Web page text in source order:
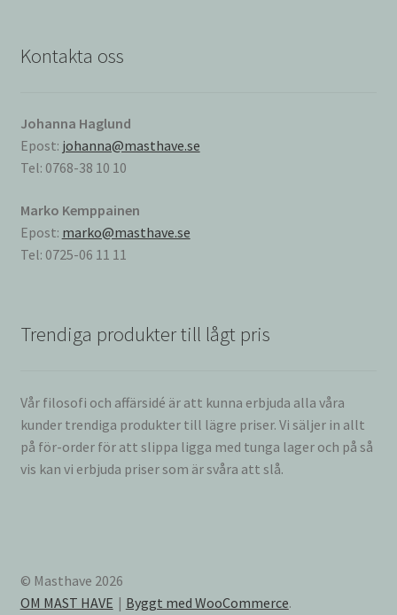
Kontakta oss
Johanna Haglund
Epost: johanna@masthave.se
Tel: 0768-38 10 10
Marko Kemppainen
Epost: marko@masthave.se
Tel: 0725-06 11 11
Trendiga produkter till lågt pris
Vår filosofi och affärsidé är att kunna erbjuda alla våra
kunder trendiga produkter till lägre priser. Vi säljer in allt
på för-order för att slippa ligga med tunga lager och på så
vis kan vi erbjuda priser som är svåra att slå.
© Masthave 2026
OM MAST HAVE
Byggt med WooCommerce.